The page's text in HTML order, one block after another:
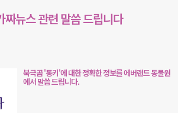
짜뉴스 관련 말씀 드립니다
북극곰 '통키'에 대한 정확한 정보를 에버랜드 동물원
에서 말씀 드립니다.